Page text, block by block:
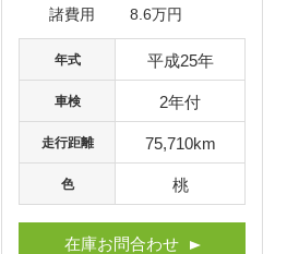
諸費用
8.6万円
年式 平成25年
車検 2年付
走行距離 75,710km
色 桃
在庫お問合わせ